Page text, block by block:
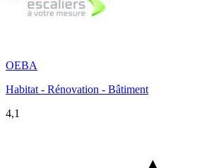
OEBA
Habitat - Rénovation - Bâtiment
4,1